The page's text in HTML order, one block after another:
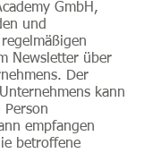
GmbH,
und
Newsletter über
Der
kann
empfangen
betroffene